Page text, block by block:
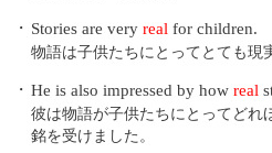
・ Stories are very real for children.
物語は子供たちにとってとても現
・ He is also impressed by how real
彼は物語が子供たちにとってどれ
銘を受けました。